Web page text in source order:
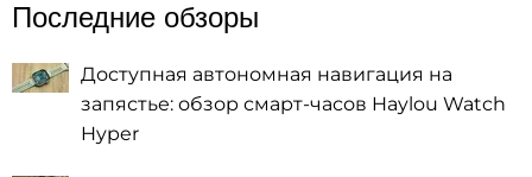
Последние обзоры
Доступная автономная навигация на
запястье: обзор смарт-часов Haylou Watch
Hyper